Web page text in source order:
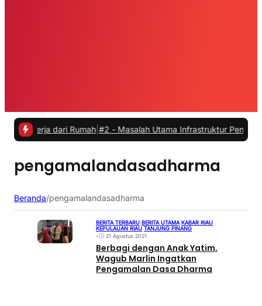
dari Rumah |#2 -Masalah Utama Infrastruktur Pengisian
pengamalandasadharma
Beranda/pengamalandasadharma
BERITA TERBARU BERITA UTAMA KABAR RIAU
KEPULAUAN RIAU TANJUNG PINANG
•
21 Agustus 2021
Berbagi dengan Anak Yatim,
Wagub Marlin Ingatkan
Pengamalan Dasa Dharma